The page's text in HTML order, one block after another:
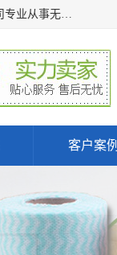
常熟市百利弗无纺制品有限公司主营：无纺布制品、医用无纺布、服装辅料衬布、眼贴无纺布、口罩无纺布等本公司专业从事无纺布制品的生产及销售。生产各种规格裁片折叠无纺布、一次性足浴巾、卷材服装衬布、印花复合类无纺布制品、环保购物袋、电子产品包装袋以及特殊功能新型无纺布。广泛用于服装，基布，包装，家居建筑、卫生材料等领域。
客户案例